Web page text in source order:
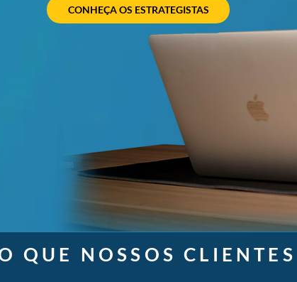
CONHEÇA OS ESTRATEGISTAS
QUE NOSSOS